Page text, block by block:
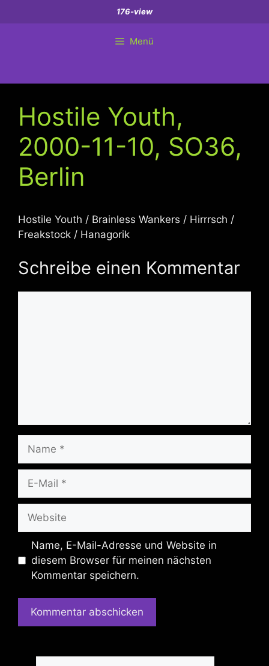
Inhalt
176-view
Menü
Hostile Youth,
2000-11-10, SO36,
Berlin
Hostile Youth / Brainless Wankers / Hirrrsch /
Freakstock / Hanagorik
Schreibe einen Kommentar
Mail
Name, E-Mail-Adresse und Website in
diesem Browser für meinen nächsten
Kommentar speichern.